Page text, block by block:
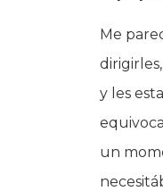
Me
y les
un